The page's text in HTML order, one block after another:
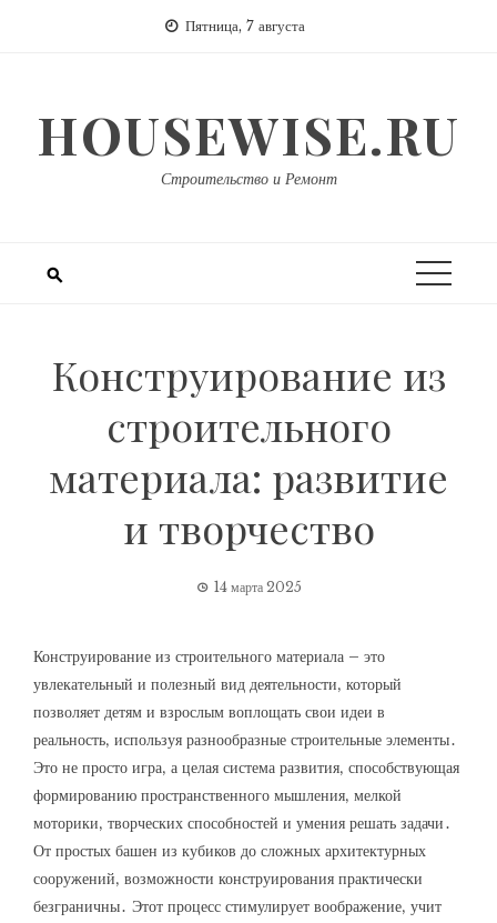
Пятница, 7 августа
HOUSEWISE.RU
Строительство и Ремонт
Конструирование из
строительного
материала: развитие
и творчество
14 марта 2025
Конструирование из строительного материала – это
увлекательный и полезный вид деятельности‚ который
позволяет детям и взрослым воплощать свои идеи в
реальность‚ используя разнообразные строительные элементы․
Это не просто игра‚ а целая система развития‚ способствующая
формированию пространственного мышления‚ мелкой
моторики‚ творческих способностей и умения решать задачи․
От простых башен из кубиков до сложных архитектурных
сооружений‚ возможности конструирования практически
безграничны․ Этот процесс стимулирует воображение‚ учит